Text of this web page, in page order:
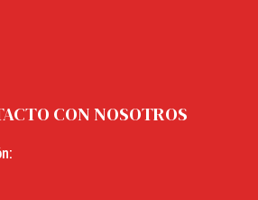
CON NOSOTROS